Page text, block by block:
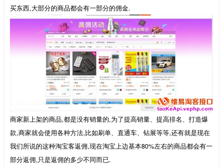
买东西,大部分的商品都会有一部分的佣金.
商家新上架的商品,都是没有销量的,为了提高销量、提高排名、打造爆
款,商家就会使用各种方法,比如刷单、直通车、钻展等等,还有就是现在
我们所说的这种淘宝客返佣,现在淘宝上边基本80%左右的商品都会有一
部分返佣,只是返佣的多少不同而已.